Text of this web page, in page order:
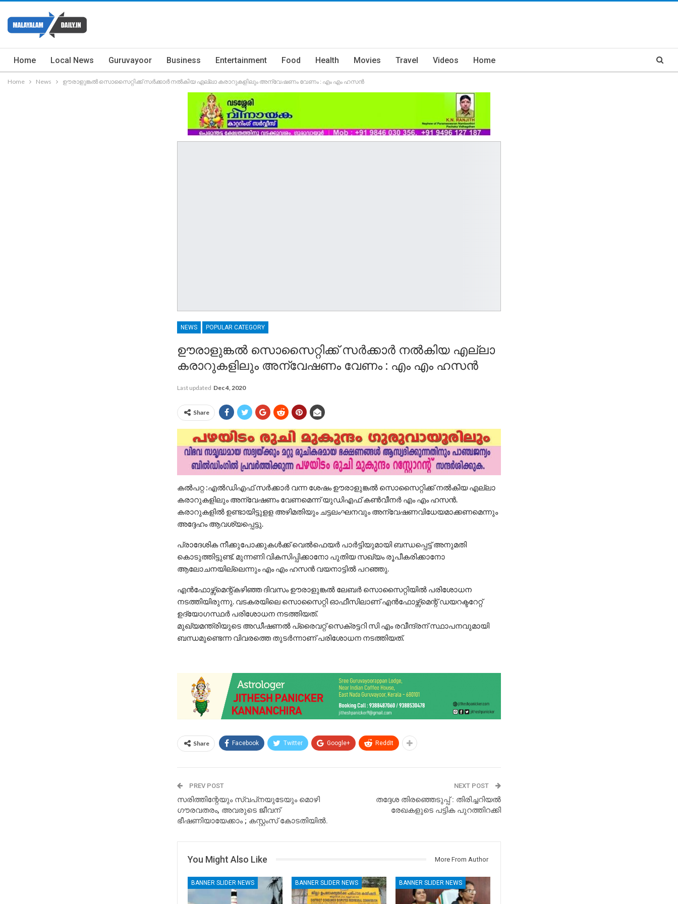
Home Local News Guruvayoor Business Entertainment Food Health Movies Travel Videos Home
Home News ഊരാളുങ്കല്‍ സൊസൈറ്റിക്ക് സര്‍ക്കാര്‍ നല്‍കിയ എല്ലാ കരാറുകളിലും അന്വേഷണം വേണം : എം എം ഹസന്‍
NEWS POPULAR CATEGORY
ഊരാളുങ്കല്‍ സൊസൈറ്റിക്ക് സര്‍ക്കാര്‍ നല്‍കിയ എല്ലാ
കരാറുകളിലും അന്വേഷണം വേണം : എം എം ഹസന്‍
Last updated Dec 4, 2020
Share
കൽപറ്റ :എല്‍ഡിഎഫ് സര്‍ക്കാര്‍ വന്ന ശേഷം ഊരാളുങ്കല്‍ സൊസൈറ്റിക്ക് നല്‍കിയ എല്ലാ
കരാറുകളിലും അന്വേഷണം വേണമെന്ന് യുഡിഎഫ് കണ്‍വീനര്‍ എം എം ഹസന്‍.
കരാറുകളില്‍ ഉണ്ടായിട്ടുളള അഴിമതിയും ചട്ടലംഘനവും അന്വേഷണവിധേയമാക്കണമെന്നും
അദ്ദേഹം ആവശ്യപ്പെട്ടു.
പ്രാദേശിക നീക്കുപോക്കുകള്‍ക്ക് വെല്‍ഫെയര്‍ പാര്‍ട്ടിയുമായി ബന്ധപ്പെട്ട് അനുമതി
കൊടുത്തിട്ടുണ്ട്. മുന്നണി വികസിപ്പിക്കാനോ പുതിയ സഖ്യം രൂപീകരിക്കാനോ
ആലോചനയില്ലെന്നും എം എം ഹസന്‍ വയനാട്ടില്‍ പറഞ്ഞു.
എന്‍ഫോഴ്സ്മെന്റ്കഴിഞ്ഞ ദിവസം ഊരാളുങ്കല്‍ ലേബര്‍ സൊസൈറ്റിയില്‍ പരിശോധന
നടത്തിയിരുന്നു. വടകരയിലെ സൊസൈറ്റി ഓഫീസിലാണ് എന്‍ഫോഴ്സ്മെന്റ് ഡയറക്ടറേറ്റ്
ഉദ്യോഗസ്ഥര്‍ പരിശോധന നടത്തിയത്.
മുഖ്യമന്ത്രിയുടെ അഡീഷണല്‍ പ്രൈവറ്റ് സെക്രട്ടറി സി എം രവീന്ദ്രന് സ്ഥാപനവുമായി
ബന്ധമുണ്ടെന്ന വിവരത്തെ തുടര്‍ന്നാണ് പരിശോധന നടത്തിയത്.
Share Facebook Twitter Google+ ReddIt
PREV POST
സരിത്തിന്റേയും സ്വപ്‌നയുടേയും മൊഴി
ഗൗരവതരം, അവരുടെ ജീവന്
ഭീഷണിയായേക്കാം ; കസ്റ്റംസ് കോടതിയില്‍.
NEXT POST
തദ്ദേശ തിരഞ്ഞെടുപ്പ് : തിരിച്ചറിയല്‍
രേഖകളുടെ പട്ടിക പുറത്തിറക്കി
You Might Also Like More From Author
BANNER SLIDER NEWS BANNER SLIDER NEWS BANNER SLIDER NEWS